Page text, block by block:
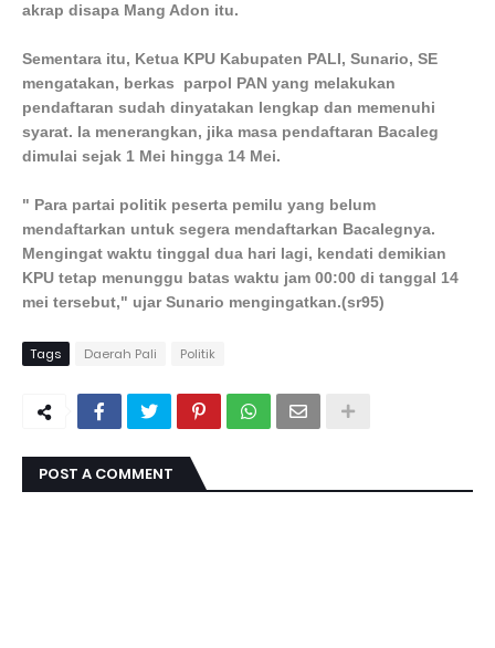
akrap disapa Mang Adon itu.
Sementara itu, Ketua KPU Kabupaten PALI, Sunario, SE
mengatakan, berkas parpol PAN yang melakukan
pendaftaran sudah dinyatakan lengkap dan memenuhi
syarat. Ia menerangkan, jika masa pendaftaran Bacaleg
dimulai sejak 1 Mei hingga 14 Mei.
" Para partai politik peserta pemilu yang belum
mendaftarkan untuk segera mendaftarkan Bacalegnya.
Mengingat waktu tinggal dua hari lagi, kendati demikian
KPU tetap menunggu batas waktu jam 00:00 di tanggal 14
mei tersebut," ujar Sunario mengingatkan.(sr95)
Tags Daerah Pali Politik
POST A COMMENT